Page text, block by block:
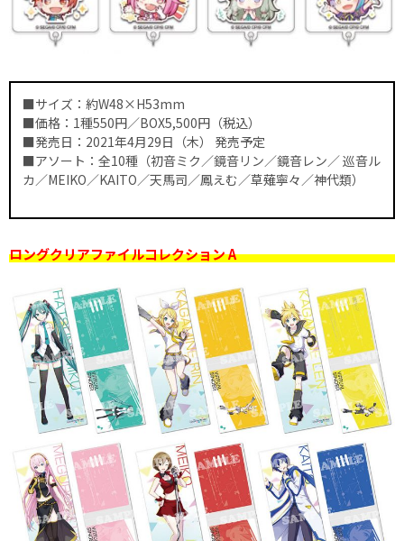
■サイズ：約W48×H53mm
■価格：1種550円／BOX5,500円（税込）
■発売日：2021年4月29日（木） 発売予定
■アソート：全10種（初音ミク／鏡音リン／鏡音レン／ 巡音ル
カ／MEIKO／KAITO／天馬司／鳳えむ／草薙寧々／神代類）
ロングクリアファイルコレクション A